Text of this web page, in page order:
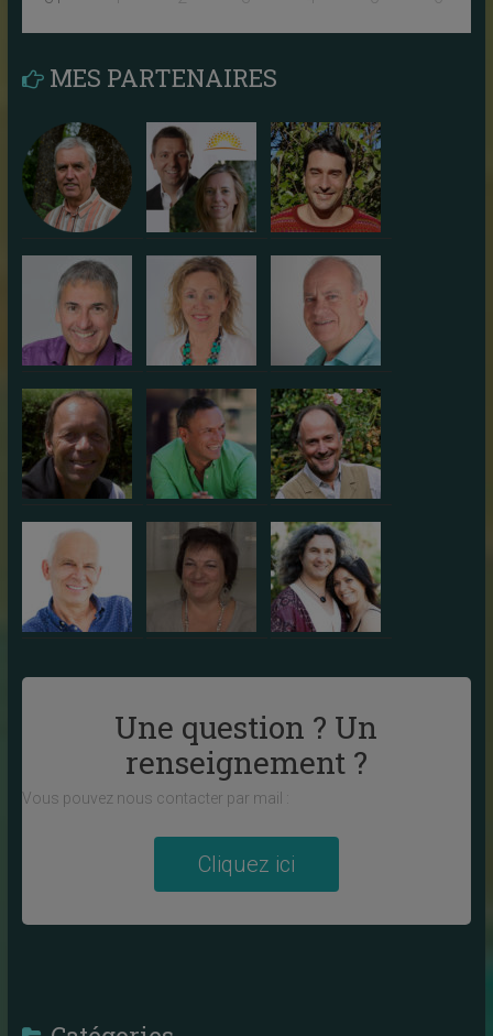
MES PARTENAIRES
Une question ? Un
renseignement ?
Vous pouvez nous contacter par mail :
Cliquez ici